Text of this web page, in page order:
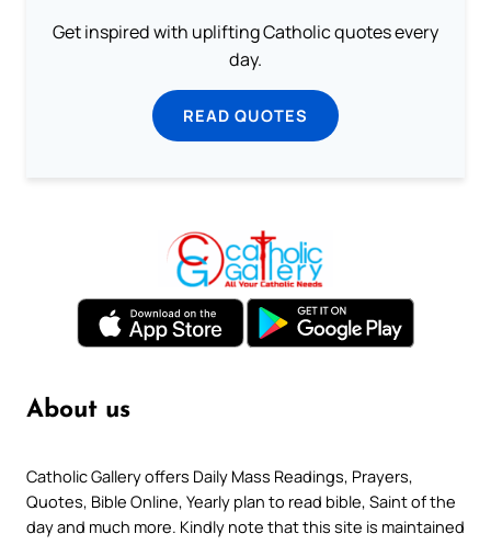
Get inspired with uplifting Catholic quotes every
day.
READ QUOTES
About us
Catholic Gallery offers Daily Mass Readings, Prayers,
Quotes, Bible Online, Yearly plan to read bible, Saint of the
day and much more. Kindly note that this site is maintained